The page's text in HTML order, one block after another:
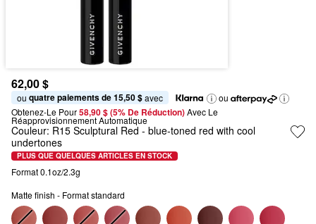
62,00 $
ou quatre paiements de 15,50 $ avec
ou
Obtenez-Le Pour58,90 $ (5% De Réduction) Avec Le
Réapprovisionnement Automatique
Couleur: R15 Sculptural Red - blue-toned red with cool
undertones
PLUS QUE QUELQUES ARTICLES EN STOCK
Format 0.1oz/2.3g
Matte finish - Format standard